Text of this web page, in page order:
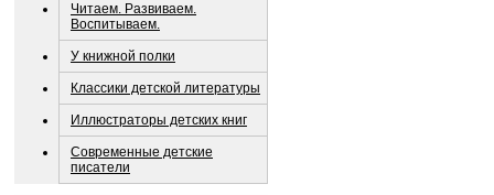
Читаем. Развиваем.
Воспитываем.
У книжной полки
Классики детской литературы
Иллюстраторы детских книг
Современные детские
писатели